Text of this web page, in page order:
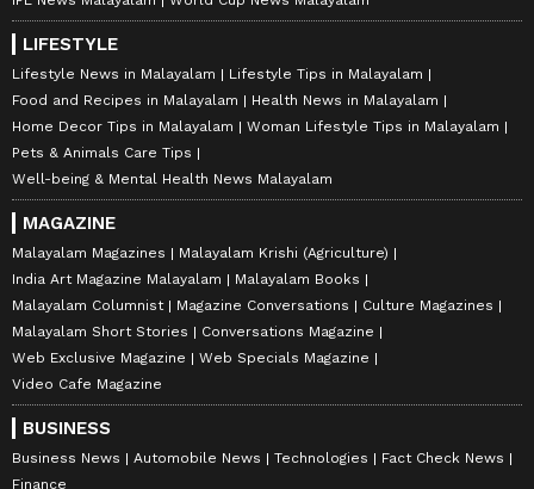
LIFESTYLE
Lifestyle News in Malayalam
Lifestyle Tips in Malayalam
Food and Recipes in Malayalam
Health News in Malayalam
Home Decor Tips in Malayalam
Woman Lifestyle Tips in Malayalam
Pets & Animals Care Tips
Well-being & Mental Health News Malayalam
MAGAZINE
Malayalam Magazines
Malayalam Krishi (Agriculture)
India Art Magazine Malayalam
Malayalam Books
Malayalam Columnist
Magazine Conversations
Culture Magazines
Malayalam Short Stories
Conversations Magazine
Web Exclusive Magazine
Web Specials Magazine
Video Cafe Magazine
BUSINESS
Business News Automobile News Technologies
Fact Check News
Finance